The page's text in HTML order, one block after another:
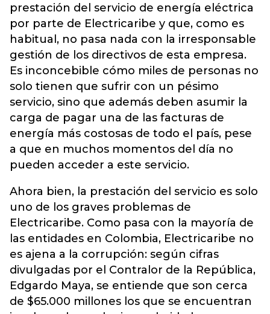
prestación del servicio de energía eléctrica
por parte de Electricaribe y que, como es
habitual, no pasa nada con la irresponsable
gestión de los directivos de esta empresa.
Es inconcebible cómo miles de personas no
solo tienen que sufrir con un pésimo
servicio, sino que además deben asumir la
carga de pagar una de las facturas de
energía más costosas de todo el país, pese
a que en muchos momentos del día no
pueden acceder a este servicio.
Ahora bien, la prestación del servicio es solo
uno de los graves problemas de
Electricaribe. Como pasa con la mayoría de
las entidades en Colombia, Electricaribe no
es ajena a la corrupción: según cifras
divulgadas por el Contralor de la República,
Edgardo Maya, se entiende que son cerca
de $65.000 millones los que se encuentran